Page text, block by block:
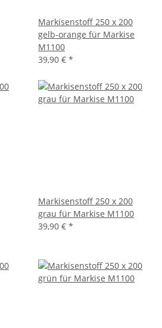
Markisenstoff 250 x 200
gelb-orange für Markise
M1100
39,90 € *
Markisenstoff 250 x 200
grau für Markise M1100
39,90 € *